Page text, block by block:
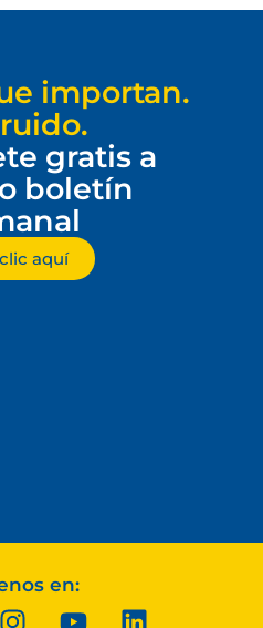
importan.
gratis a
boletín
aquí
en: